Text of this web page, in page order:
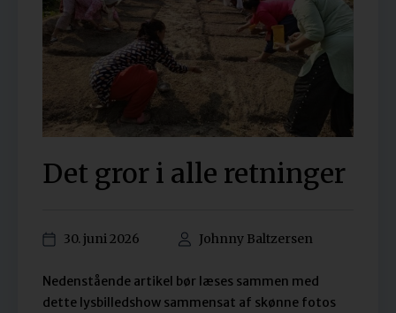
Det gror i alle retninger
30. juni 2026 Johnny Baltzersen
Nedenstående artikel bør læses sammen med
dette lysbilledshow sammensat af skønne fotos